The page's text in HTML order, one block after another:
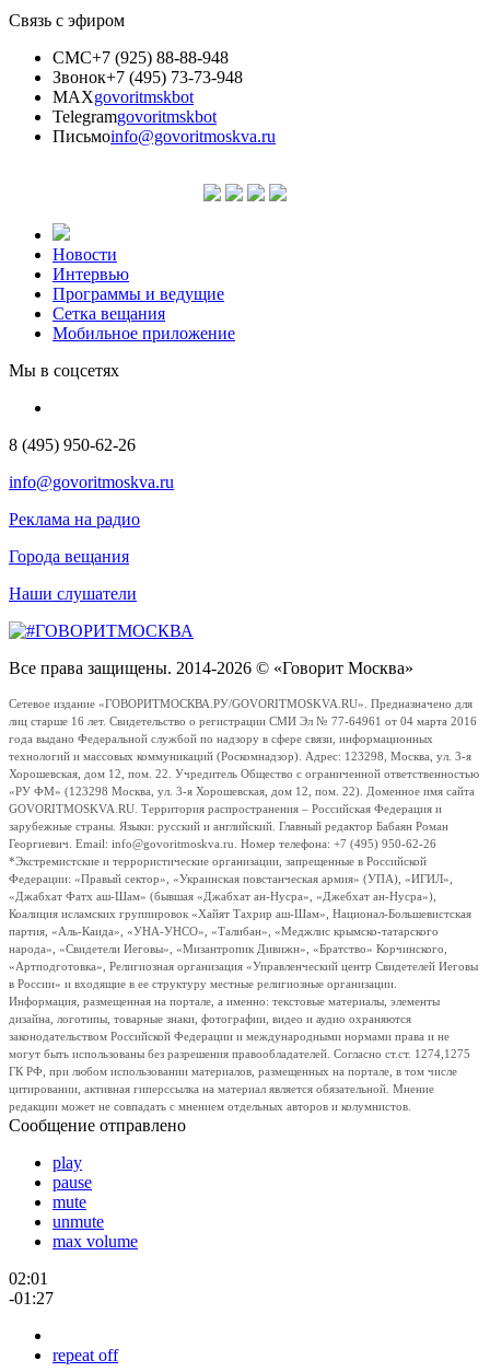
Связь с эфиром
СМС+7 (925) 88-88-948
Звонок+7 (495) 73-73-948
MAXgovoritmskbot
Telegramgovoritmskbot
Письмоinfo@govoritmoskva.ru
Новости
Интервью
Программы и ведущие
Сетка вещания
Мобильное приложение
Мы в соцсетях
8 (495) 950-62-26
info@govoritmoskva.ru
Реклама на радио
Города вещания
Наши слушатели
Все права защищены. 2014-2026 © «Говорит Москва»
Сетевое издание «ГОВОРИТМОСКВА.РУ/GOVORITMOSKVA.RU». Предназначено для
лиц старше 16 лет. Свидетельство о регистрации СМИ Эл № 77-64961 от 04 марта 2016
года выдано Федеральной службой по надзору в сфере связи, информационных
технологий и массовых коммуникаций (Роскомнадзор). Адрес: 123298, Москва, ул. 3-я
Хорошевская, дом 12, пом. 22. Учредитель Общество с ограниченной ответственностью
«РУ ФМ» (123298 Москва, ул. 3-я Хорошевская, дом 12, пом. 22). Доменное имя сайта
GOVORITMOSKVA.RU. Территория распространения – Российская Федерация и
зарубежные страны. Языки: русский и английский. Главный редактор Бабаян Роман
Георгиевич. Email: info@govoritmoskva.ru. Номер телефона: +7 (495) 950-62-26
*Экстремистские и террористические организации, запрещенные в Российской
Федерации: «Правый сектор», «Украинская повстанческая армия» (УПА), «ИГИЛ»,
«Джабхат Фатх аш-Шам» (бывшая «Джабхат ан-Нусра», «Джебхат ан-Нусра»),
Коалиция исламских группировок «Хайят Тахрир аш-Шам», Национал-Большевистская
партия, «Аль-Каида», «УНА-УНСО», «Талибан», «Меджлис крымско-татарского
народа», «Свидетели Иеговы», «Мизантропик Дивижн», «Братство» Корчинского,
«Артподготовка», Религиозная организация «Управленческий центр Свидетелей Иеговы
в России» и входящие в ее структуру местные религиозные организации.
Информация, размещенная на портале, а именно: текстовые материалы, элементы
дизайна, логотипы, товарные знаки, фотографии, видео и аудио охраняются
законодательством Российской Федерации и международными нормами права и не
могут быть использованы без разрешения правообладателей. Согласно ст.ст. 1274,1275
ГК РФ, при любом использовании материалов, размещенных на портале, в том числе
цитировании, активная гиперссылка на материал является обязательной. Мнение
редакции может не совпадать с мнением отдельных авторов и колумнистов.
Сообщение отправлено
play
pause
mute
unmute
max volume
02:01
-01:27
repeat off